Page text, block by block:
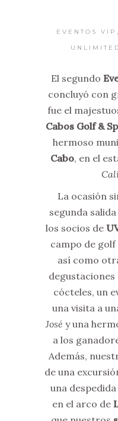
EVENTOS VIP
El segundo
concluyó con
fue el
Cabos Golf &
hermoso
Cabo, en el
La ocasión
segunda
los socios de
campo de golf
así como
degustaciones
cócteles, un
una visita a
José y una
a los
Además,
de una
una despedida
en el arco de